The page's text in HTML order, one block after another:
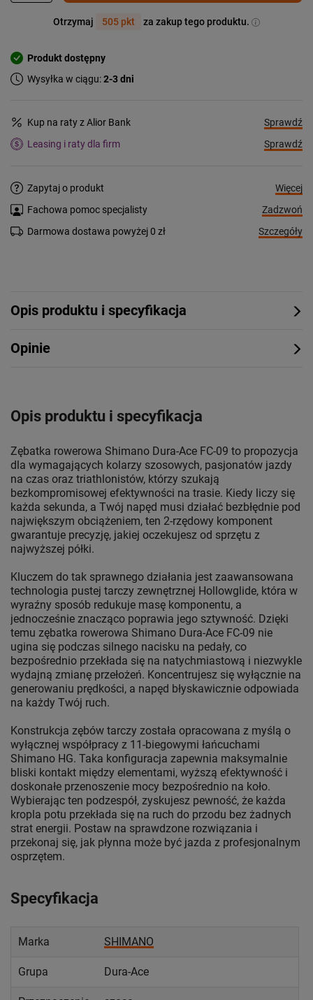
Otrzymaj 505 pkt za zakup tego produktu.
Produkt dostępny
Wysyłka w ciągu:2-3 dni
Kup na raty z Alior Bank
Sprawdź
Leasing i raty dla firm
Sprawdź
Zapytaj o produkt
Więcej
Fachowa pomoc specjalisty
Zadzwoń
Darmowa dostawa powyżej 0 zł
Szczegóły
Opis produktu i specyfikacja
Opinie
Opis produktu i specyfikacja
Zębatka rowerowa Shimano Dura-Ace FC-09 to propozycja
dla wymagających kolarzy szosowych, pasjonatów jazdy
na czas oraz triathlonistów, którzy szukają
bezkompromisowej efektywności na trasie. Kiedy liczy się
każda sekunda, a Twój napęd musi działać bezbłędnie pod
największym obciążeniem, ten 2-rzędowy komponent
gwarantuje precyzję, jakiej oczekujesz od sprzętu z
najwyższej półki.
Kluczem do tak sprawnego działania jest zaawansowana
technologia pustej tarczy zewnętrznej Hollowglide, która w
wyraźny sposób redukuje masę komponentu, a
jednocześnie znacząco poprawia jego sztywność. Dzięki
temu zębatka rowerowa Shimano Dura-Ace FC-09 nie
ugina się podczas silnego nacisku na pedały, co
bezpośrednio przekłada się na natychmiastową i niezwykle
wydajną zmianę przełożeń. Koncentrujesz się wyłącznie na
generowaniu prędkości, a napęd błyskawicznie odpowiada
na każdy Twój ruch.
Konstrukcja zębów tarczy została opracowana z myślą o
wyłącznej współpracy z 11-biegowymi łańcuchami
Shimano HG. Taka konfiguracja zapewnia maksymalnie
bliski kontakt między elementami, wyższą efektywność i
doskonałe przenoszenie mocy bezpośrednio na koło.
Wybierając ten podzespół, zyskujesz pewność, że każda
kropla potu przekłada się na ruch do przodu bez żadnych
strat energii. Postaw na sprawdzone rozwiązania i
przekonaj się, jak płynna może być jazda z profesjonalnym
osprzętem.
Specyfikacja
Marka SHIMANO
Grupa Dura-Ace